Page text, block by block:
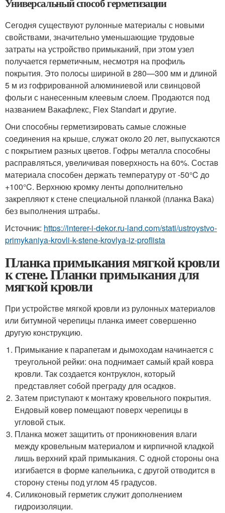
Универсальный способ герметизации
Сегодня существуют рулонные материалы с новыми
свойствами, значительно уменьшающие трудовые
затраты на устройство примыканий, при этом узел
получается герметичным, несмотря на профиль
покрытия. Это полосы шириной в 280—300 мм и длиной
5 м из гофрированной алюминиевой или свинцовой
фольги с нанесенным клеевым слоем. Продаются под
названием Вакафлекс, Flex Standart и другие.
Они способны герметизировать самые сложные
соединения на крыше, служат около 20 лет, выпускаются
с покрытием разных цветов. Гофры металла способны
расправляться, увеличивая поверхность на 60%. Состав
материала способен держать температуру от -50°C до
+100°C. Верхнюю кромку ленты дополнительно
закрепляют к стене специальной планкой (планка Вака)
без выполнения штрабы.
Источник: https://interer-i-dekor.ru-land.com/stati/ustroystvo-
primykaniya-krovli-k-stene-krovlya-iz-proflista
Планка примыкания мягкой кровли
к стене. Планки примыкания для
мягкой кровли
При устройстве мягкой кровли из рулонных материалов
или битумной черепицы планка имеет совершенно
другую конструкцию.
Примыкание к парапетам и дымоходам начинается с
треугольной рейки: она поднимает самый край ковра
кровли. Так создается контруклон, который
представляет собой преграду для осадков.
Затем приступают к монтажу кровельного покрытия.
Ендовый ковер помещают поверх черепицы в
угловой стык.
Планка может защитить от проникновения влаги
между кровельным материалом и кирпичной кладкой
лишь верхний край примыкания. С одной стороны она
изгибается в форме капельника, с другой отводится в
сторону стены под углом 45 градусов.
Силиконовый герметик служит дополнением
гидроизоляции.